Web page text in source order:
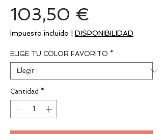
103,50 €
Impuesto incluido DISPONIBILIDAD
ELIGE TU COLOR FAVORITO *
Cantidad *